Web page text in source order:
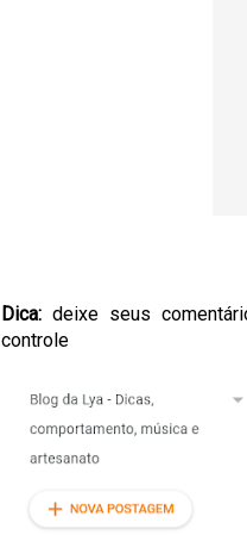
Dica: deixe seus
controle